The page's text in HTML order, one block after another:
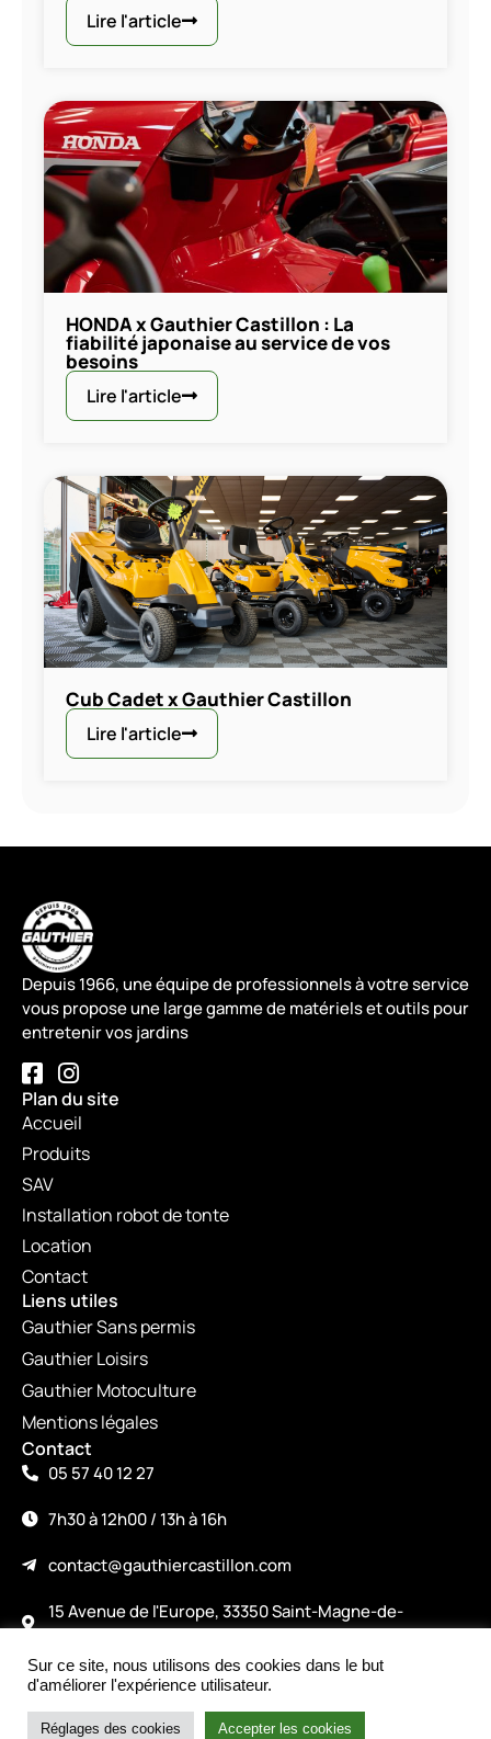
Lire l'article
HONDA x Gauthier Castillon : La
fiabilité japonaise au service de vos
besoins
Lire l'article
Cub Cadet x Gauthier Castillon
Lire l'article
Depuis 1966, une équipe de professionnels à votre service
vous propose une large gamme de matériels et outils pour
entretenir vos jardins
Plan du site
Accueil
Produits
SAV
Installation robot de tonte
Location
Contact
Liens utiles
Gauthier Sans permis
Gauthier Loisirs
Gauthier Motoculture
Mentions légales
Contact
05 57 40 12 27
7h30 à 12h00 / 13h à 16h
contact@gauthiercastillon.com
15 Avenue de l'Europe, 33350 Saint-Magne-de-
Castillon
©2026
Made with love by alicepiney.com
Sur ce site, nous utilisons des cookies dans le but
d'améliorer l'expérience utilisateur.
Réglages des cookies Accepter les cookies